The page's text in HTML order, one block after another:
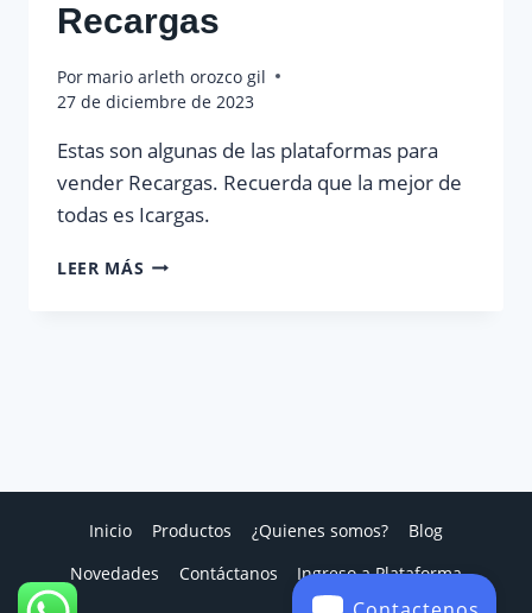
Recargas
Por mario arleth orozco gil
27 de diciembre de 2023
Estas son algunas de las plataformas para
vender Recargas. Recuerda que la mejor de
todas es Icargas.
LEER MÁS PLATAFORMAS
Inicio Productos ¿Quienes somos?
Blog
Novedades
Contáctanos
Ingreso a Plataforma
Contactenos